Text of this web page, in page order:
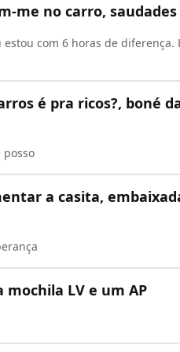
me no carro,
com 6 horas de diferença.
é pra ricos?, boné
posso
a casita,
mochila LV e um AP